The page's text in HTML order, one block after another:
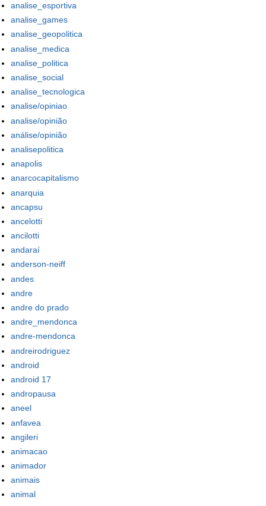
analise_esportiva
analise_games
analise_geopolitica
analise_medica
analise_politica
analise_social
analise_tecnologica
analise/opiniao
analise/opinião
análise/opinião
analisepolitica
anapolis
anarcocapitalismo
anarquia
ancapsu
ancelotti
ancilotti
andaraí
anderson-neiff
andes
andre
andre do prado
andre_mendonca
andre-mendonca
andreirodriguez
android
android 17
andropausa
aneel
anfavea
angileri
animacao
animador
animais
animal